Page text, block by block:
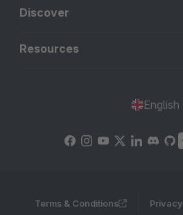
Discover
Resources
English
Terms & Conditions Privacy